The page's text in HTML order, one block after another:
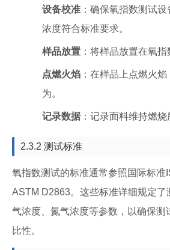
设备校准 ：确保氧指数测试
浓度符合标准要求。
样品放置 ：将样品放置在氧指
点燃火焰 ：在样品上点燃火
为。
记录数据 ：记录面料维持燃
2.3.2 测试标准
氧指数测试的标准通常参照国际标准
ASTM D2863。这些标准详细规定了
气浓度、氮气浓度等参数，以确保测
比性。